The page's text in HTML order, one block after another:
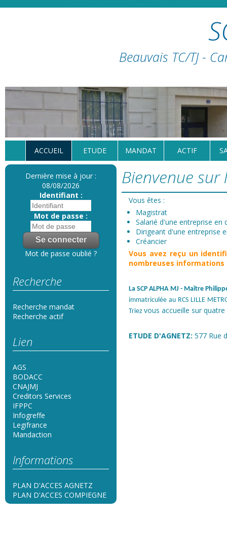
Beauvais TC/TJ -
ACCUEIL ETUDE MANDAT ACTIF
Dernière mise à jour :
08/08/2026
Identifiant :
Mot de passe :
Mot de passe oublié ?
Recherche
Recherche mandat
Recherche actif
Lien
AGS
BODACC
CNAJMJ
Creditors Services
IFPPC
Infogreffe
Legifrance
Mandaction
Informations
PLAN D'ACCES AGNETZ
PLAN D'ACCES COMPIEGNE
Bienvenue sur
Vous êtes :
Magistrat
Salarié d'une entreprise en
Dirigeant d'une entreprise
Créancier
Vous avez reçu un
nombreuses
La SCP ALPHA MJ - Maître
immatriculée au RCS LILLE
Triez vous accueille sur quatre
ETUDE D'AGNETZ: 577 Rue